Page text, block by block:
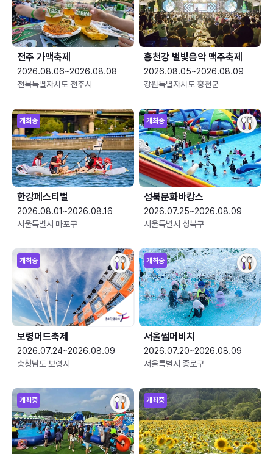
전주 가맥축제
2026.08.06~2026.08.08
전북특별자치도 전주시
홍천강 별빛음악 맥주축제
2026.08.05~2026.08.09
강원특별자치도 홍천군
개최중
한강페스티벌
2026.08.01~2026.08.16
서울특별시 마포구
개최중
성북문화바캉스
2026.07.25~2026.08.09
서울특별시 성북구
개최중
보령머드축제
2026.07.24~2026.08.09
충청남도 보령시
개최중
서울썸머비치
2026.07.20~2026.08.09
서울특별시 종로구
개최중 개최중